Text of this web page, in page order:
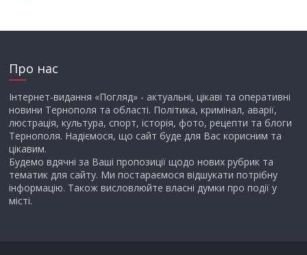
Про нас
Інтернет-видання «Погляд» - актуальні, цікаві та оперативні
новини Тернополя та області. Політика, кримінал, аварії,
люстрація, культура, спорт, історія, фото, рецепти та блоги
Тернополя. Надіємося, що сайт буде для Вас корисним та
цікавим.
Будемо вдячні за Ваші пропозиції щодо нових рубрик та
тематик для сайту. Ми постараємося відшукати потрібну
інформацію. Також висловлюйте власні думки про події у
місті.